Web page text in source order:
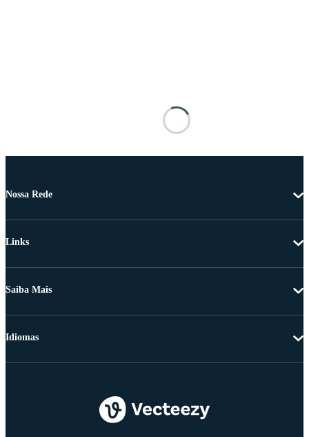
Nossa Rede
Links
Saiba Mais
Idiomas